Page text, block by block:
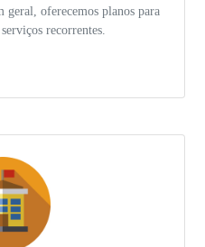
geral, oferecemos planos para
recorrentes.